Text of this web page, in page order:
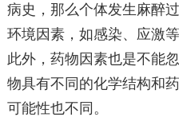
病史，那么个体发生麻醉
环境因素，如感染、应激
此外，药物因素也是不能
物具有不同的化学结构和
可能性也不同。